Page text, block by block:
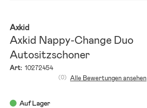
Axkid
Axkid Nappy-Change Duo
Autositzschoner
Art: 10272454
(0) Alle Bewertungen ansehen
Auf Lager